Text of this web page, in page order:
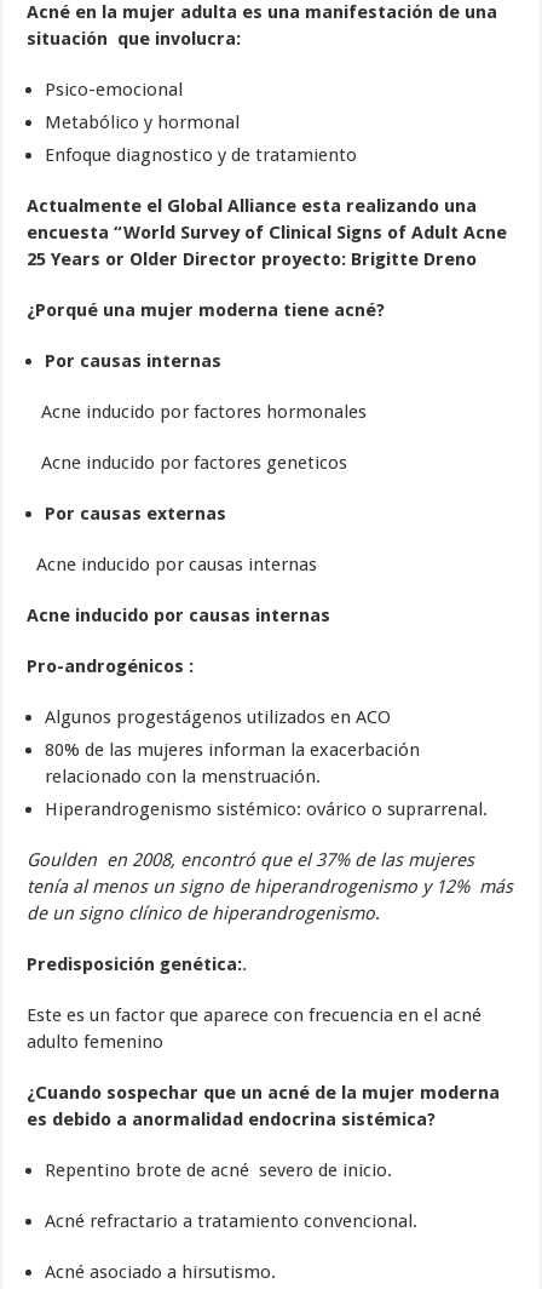
Acné en la mujer adulta es una manifestación de una
situación que involucra:
Psico-emocional
Metabólico y hormonal
Enfoque diagnostico y de tratamiento
Actualmente el Global Alliance esta realizando una
encuesta “World Survey of Clinical Signs of Adult Acne
25 Years or Older Director proyecto: Brigitte Dreno
¿Porqué una mujer moderna tiene acné?
Por causas internas
Acne inducido por factores hormonales
Acne inducido por factores geneticos
Por causas externas
Acne inducido por causas internas
Acne inducido por causas internas
Pro-androgénicos :
Algunos progestágenos utilizados en ACO
80% de las mujeres informan la exacerbación
relacionado con la menstruación.
Hiperandrogenismo sistémico: ovárico o suprarrenal.
Goulden en 2008, encontró que el 37% de las mujeres
tenía al menos un signo de hiperandrogenismo y 12% más
de un signo clínico de hiperandrogenismo.
Predisposición genética:.
Este es un factor que aparece con frecuencia en el acné
adulto femenino
¿Cuando sospechar que un acné de la mujer moderna
es debido a anormalidad endocrina sistémica?
Repentino brote de acné severo de inicio.
Acné refractario a tratamiento convencional.
Acné asociado a hirsutismo.